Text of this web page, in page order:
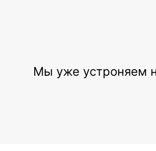
Мы уже устроняем